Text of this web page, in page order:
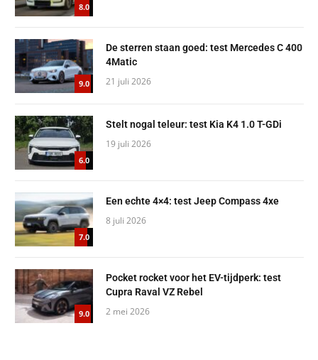
8.0
9.0
De sterren staan goed: test Mercedes C 400
4Matic
21 juli 2026
6.0
Stelt nogal teleur: test Kia K4 1.0 T-GDi
19 juli 2026
7.0
Een echte 4×4: test Jeep Compass 4xe
8 juli 2026
9.0
Pocket rocket voor het EV-tijdperk: test
Cupra Raval VZ Rebel
2 mei 2026